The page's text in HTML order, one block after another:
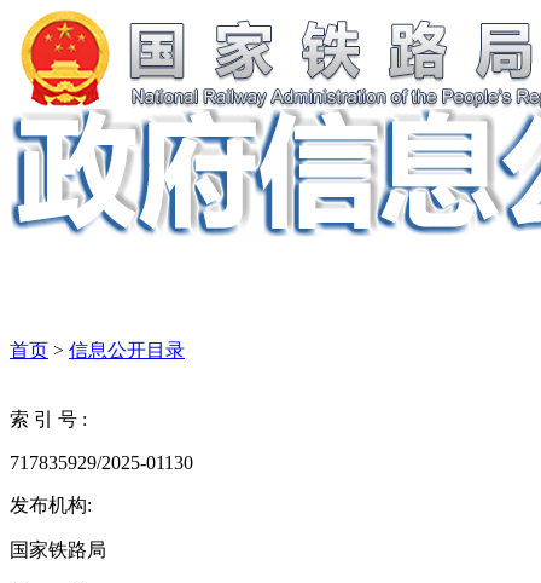
首页 > 信息公开目录
索 引 号 :
717835929/2025-01130
发布机构:
国家铁路局